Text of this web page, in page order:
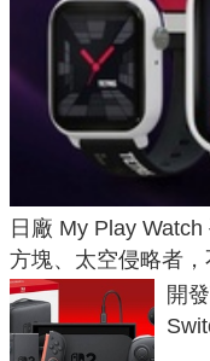
日廠 My Play
方塊、太空侵略者
開